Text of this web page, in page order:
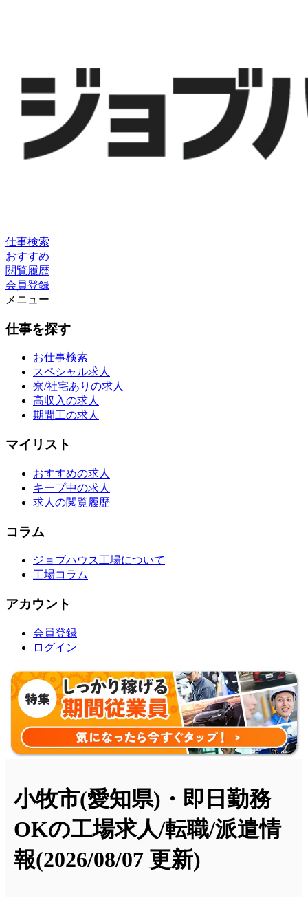
仕事検索
おすすめ
閲覧履歴
会員登録
メニュー
仕事を探す
お仕事検索
スペシャル求人
寮/社宅ありの求人
高収入の求人
期間工の求人
マイリスト
おすすめの求人
キープ中の求人
求人の閲覧履歴
コラム
ジョブハウス工場について
工場コラム
アカウント
会員登録
ログイン
小牧市(愛知県)・即日勤務
OKの工場求人/転職/派遣情
報(2026/08/07 更新)